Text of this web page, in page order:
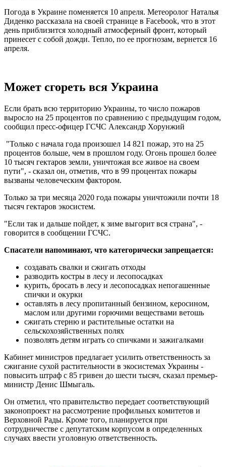
Погода в Украине поменяется 10 апреля. Метеоролог Наталья
Диденко рассказала на своей странице в Facebook, что в этот
день приблизится холодный атмосферный фронт, который
принесет с собой дожди. Тепло, по ее прогнозам, вернется 16
апреля.
Может сгореть вся Украина
Если брать всю территорию Украины, то число пожаров
выросло на 25 процентов по сравнению с предыдущим годом,
сообщил пресс-офицер ГСЧС Александр Хорунжий
"Только с начала года произошел 14 821 пожар, это на 25
процентов больше, чем в прошлом году. Огонь прошел более
10 тысяч гектаров земли, уничтожая все живое на своем
пути", - сказал он, отметив, что в 99 процентах пожары
вызваны человеческим фактором.
Только за три месяца 2020 года пожары уничтожили почти 18
тысяч гектаров экосистем.
"Если так и дальше пойдет, к зиме выгорит вся страна", -
говорится в сообщении ГСЧС.
Спасатели напоминают, что категорически запрещается:
создавать свалки и сжигать отходы
разводить костры в лесу и лесопосадках
курить, бросать в лесу и лесопосадках непогашенные
спички и окурки
оставлять в лесу пропитанный бензином, керосином,
маслом или другими горючими веществами ветошь
сжигать стерню и растительные остатки на
сельскохозяйственных полях
позволять детям играть со спичками и зажигалками
Кабинет министров предлагает усилить ответственность за
сжигание сухой растительности в экосистемах Украины -
повысить штраф с 85 гривен до шести тысяч, сказал премьер-
министр Денис Шмыгаль.
Он отметил, что правительство передает соответствующий
законопроект на рассмотрение профильных комитетов и
Верховной Рады. Кроме того, планируется при
сотрудничестве с депутатским корпусом в определенных
случаях ввести уголовную ответственность.